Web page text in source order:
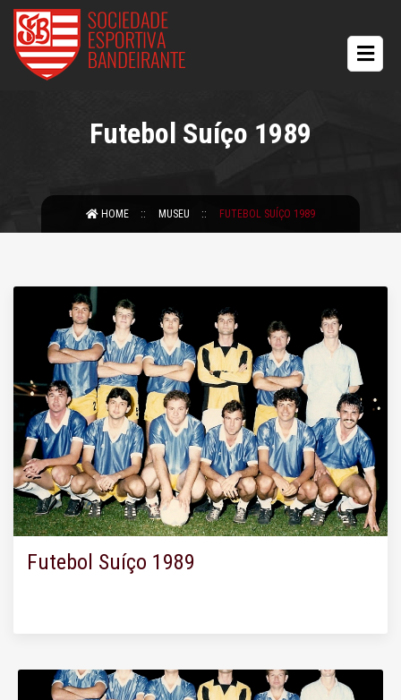
Futebol Suíço 1989
HOME MUSEU FUTEBOL SUÍÇO 1989
Futebol Suíço 1989